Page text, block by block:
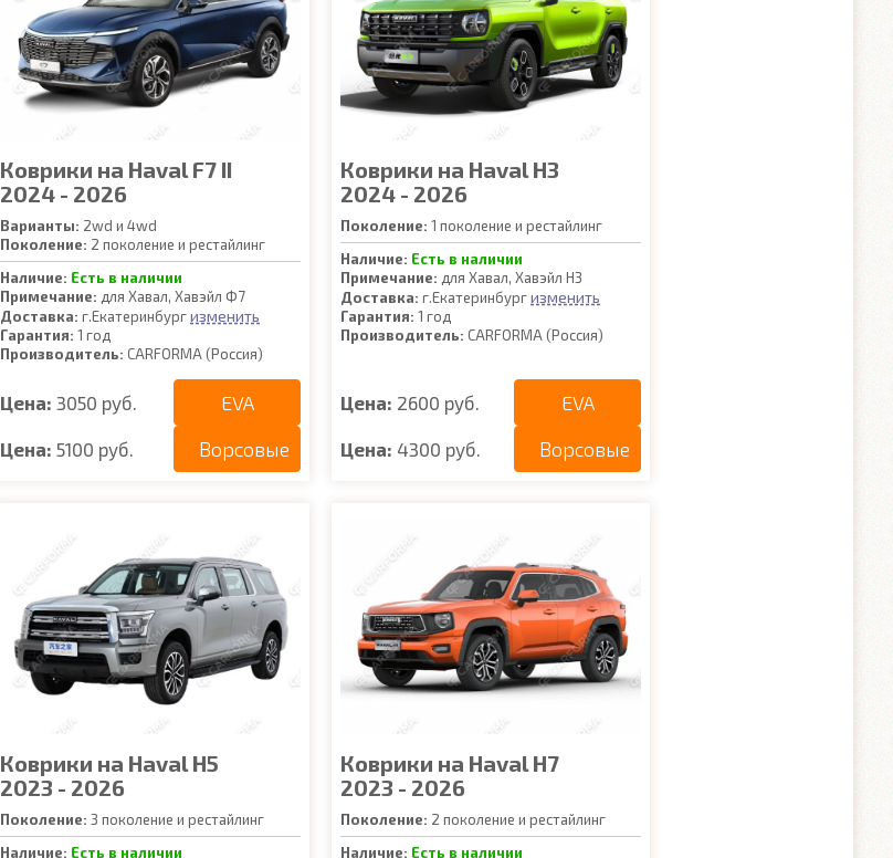
Коврики на Haval F7 II
2024 - 2026
Варианты: 2wd и 4wd
Поколение: 2 поколение и рестайлинг
Наличие: Есть в наличии
Примечание: для Хавал, Хавэйл Ф7
Доставка: г.Екатеринбургизменить
Гарантия: 1 год
Производитель: CARFORMA (Россия)
Цена: 3050 руб. EVA
Цена: 5100 руб. Ворсовые
Коврики на Haval H3
2024 - 2026
Поколение: 1 поколение и рестайлинг
Наличие: Есть в наличии
Примечание: для Хавал, Хавэйл Н3
Доставка: г.Екатеринбургизменить
Гарантия: 1 год
Производитель: CARFORMA (Россия)
Цена: 2600 руб. EVA
Цена: 4300 руб. Ворсовые
Коврики на Haval H5
2023 - 2026
Поколение: 3 поколение и рестайлинг
Наличие: Есть в наличии
Коврики на Haval H7
2023 - 2026
Поколение: 2 поколение и рестайлинг
Наличие: Есть в наличии